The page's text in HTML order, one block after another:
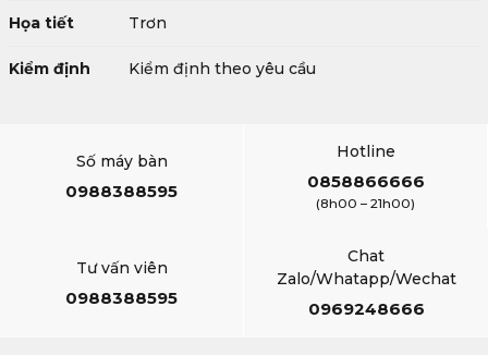
Họa tiết Trơn
Kiểm định Kiểm định theo yêu cầu
Số máy bàn
0988388595
Hotline
0858866666
(8h00 – 21h00)
Tư vấn viên
0988388595
Chat
Zalo/Whatapp/Wechat
0969248666